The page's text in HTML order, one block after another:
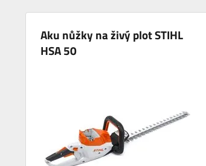
Aku nůžky na živý plot STIHL
HSA 50